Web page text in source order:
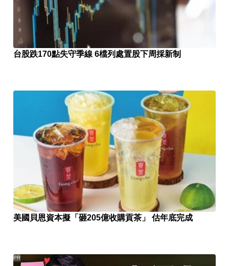
台股跌170點失守季線 6檔列處置股下周採新制
美國貝恩資本擬「砸205億收購貢茶」 估年底完成
PR